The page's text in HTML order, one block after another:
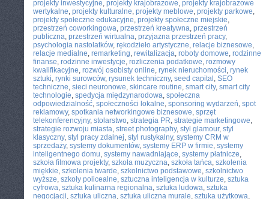
projekty inwestycyjne, projekty krajobrazowe, projekty krajobrazowe
wertykalne, projekty kulturalne, projekty meblowe, projekty parkowe,
projekty społeczne edukacyjne, projekty społeczne miejskie,
przestrzeń coworkingowa, przestrzeń kreatywna, przestrzeń
publiczna, przestrzeń wirtualna, przyjazna przestrzeń pracy,
psychologia nastolatków, rękodzieło artystyczne, relacje biznesowe,
relacje medialne, remarketing, rewitalizacja, roboty domowe, rodzinne
finanse, rodzinne inwestycje, rozliczenia podatkowe, rozmowy
kwalifikacyjne, rozwój osobisty online, rynek nieruchomości, rynek
sztuki, rynki surowców, rysunek techniczny, seed capital , SEO
techniczne, sieci neuronowe, skincare routine, smart city, smart city
technologie, spedycja międzynarodowa, społeczna
odpowiedzialność, społeczności lokalne, sponsoring wydarzeń, spot
reklamowy, spotkania networkingowe biznesowe, sprzęt
telekonferencyjny, stolarstwo, strategia PR, strategie marketingowe,
strategie rozwoju miasta, street photography, styl glamour, styl
klasyczny, styl pracy zdalnej, styl rustykalny, systemy CRM w
sprzedaży, systemy dokumentów, systemy ERP w firmie, systemy
inteligentnego domu, systemy nawadniające, systemy płatnicze,
szkoła filmowa projekty, szkoła muzyczna, szkoła tańca, szkolenia
miękkie, szkolenia twarde, szkolnictwo podstawowe, szkolnictwo
wyższe, szkoły policealne, sztuczna inteligencja w kulturze, sztuka
cyfrowa, sztuka kulinarna regionalna, sztuka ludowa, sztuka
negocjacji, sztuka uliczna, sztuka uliczna murale, sztuka użytkowa,